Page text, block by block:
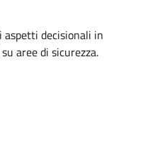
aspetti decisionali in
aree di sicurezza.